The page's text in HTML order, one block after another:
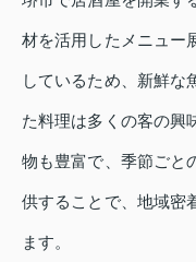
材を活用したメニュー
しているため、新鮮な
た料理は多くの客の興
物も豊富で、季節ごと
供することで、地域密
ます。